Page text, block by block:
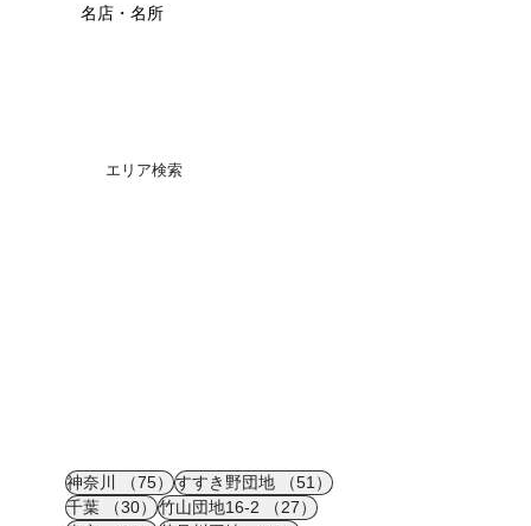
名店・名所
エリア検索
神奈川 （75）75件の記事
すすき野団地 （51）51件の記事
千葉
（30）30件の記事
竹山団地16-2 （27）27件の記事